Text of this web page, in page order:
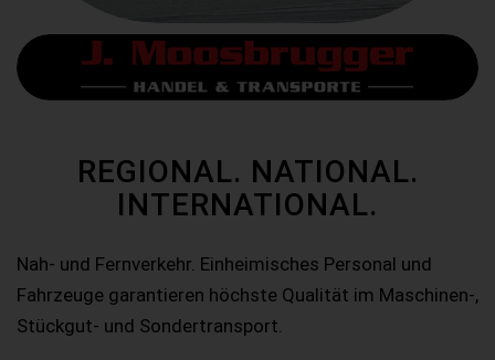
REGIONAL. NATIONAL.
INTERNATIONAL.
Nah- und Fernverkehr. Einheimisches Personal und
Fahrzeuge garantieren höchste Qualität im Maschinen-,
Stückgut- und Sondertransport.